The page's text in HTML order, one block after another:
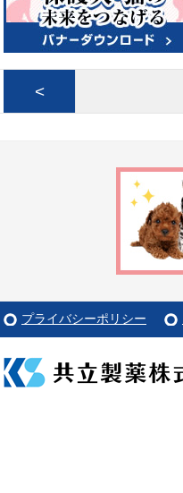
<
プライバシーポリシー